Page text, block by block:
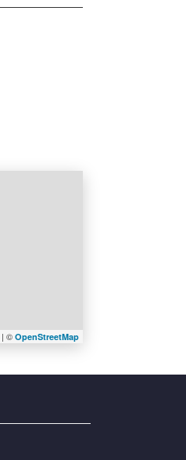
| © OpenStreetMap